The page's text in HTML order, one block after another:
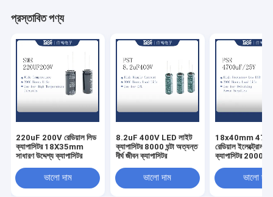
প্রস্তাবিত পণ্য
220uF 200V রেডিয়াল লিড
ক্যাপাসিটর 18X35mm
সাধারণ উদ্দেশ্য ক্যাপাসিটর
ভালো দাম
8.2uF 400V LED লাইট
ক্যাপাসিটর 8000 ঘন্টা অত্যন্ত
দীর্ঘ জীবন ক্যাপাসিটর
ভালো দাম
18x40mm
রেডিয়াল
ক্যাপাসিটর 2000
ভালো দাম